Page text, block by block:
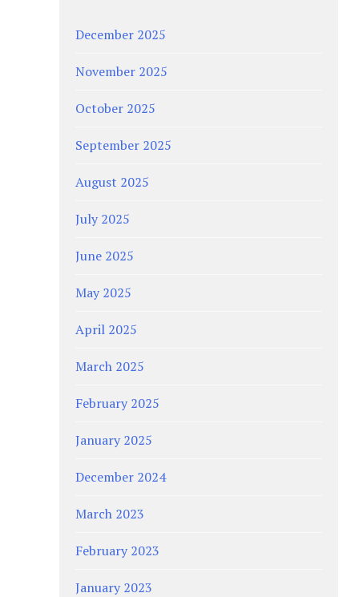
December 2025
November 2025
October 2025
September 2025
August 2025
July 2025
June 2025
May 2025
April 2025
March 2025
February 2025
January 2025
December 2024
March 2023
February 2023
January 2023